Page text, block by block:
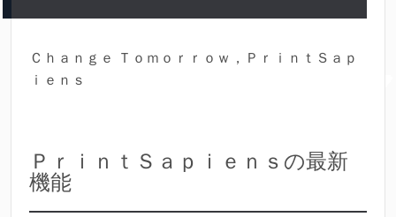
Ｃｈａｎｇｅ Ｔｏｍｏｒｒｏｗ，ＰｒｉｎｔＳａｐ
ｉｅｎｓ
ＰｒｉｎｔＳａｐｉｅｎｓの最新
機能